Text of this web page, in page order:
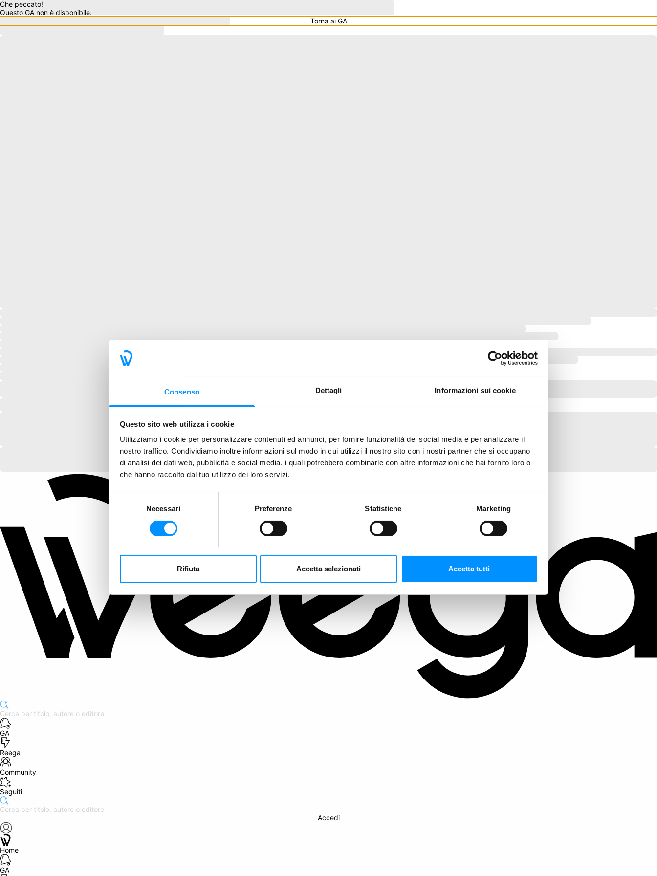
Consenso Dettagli Informazioni sui cookie
Questo sito web utilizza i cookie
Utilizziamo i cookie per personalizzare contenuti ed annunci, per fornire funzionalità dei social media e per analizzare il
nostro traffico. Condividiamo inoltre informazioni sul modo in cui utilizzi il nostro sito con i nostri partner che si occupano
di analisi dei dati web, pubblicità e social media, i quali potrebbero combinarle con altre informazioni che hai fornito loro o
che hanno raccolto dal tuo utilizzo dei loro servizi.
Necessari Preferenze Statistiche Marketing
Rifiuta Accetta selezionati Accetta tutti
GA
Reega
Community
Seguiti
Accedi
Home
GA
Che peccato!
Questo GA non è disponibile.
Torna ai GA